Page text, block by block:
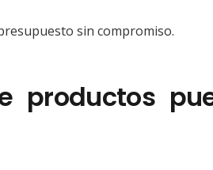
sin compromiso.
productos